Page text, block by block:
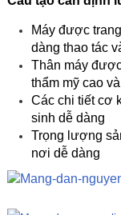
Máy được
dàng thao tác
Thân máy
thẩm mỹ cao
Các chi tiết cơ
sinh dễ dàng
Trọng lượng
nơi dễ dàng